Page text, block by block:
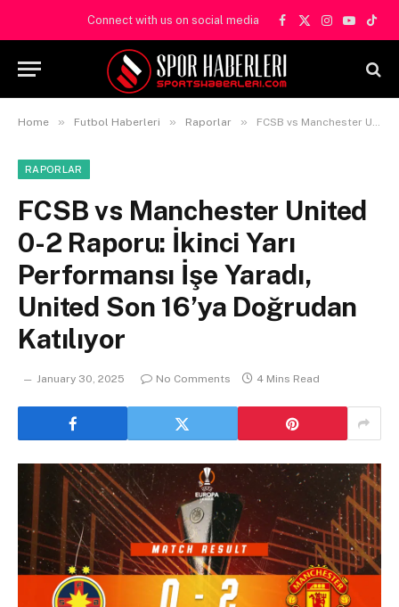
Connect with us on social media
Facebook
X
Instagram
YouTube
Home » Futbol Haberleri » Raporlar » FCSB vs Manchester United 0-2 Raporu: İkinci Yarı Performansı İşe Yaradı, United Son 16’ya Doğrudan Katılıyor
RAPORLAR
FCSB vs Manchester United
0-2 Raporu: İkinci Yarı
Performansı İşe Yaradı,
United Son 16’ya Doğrudan
Katılıyor
January 30, 2025 No Comments 4 Mins Read